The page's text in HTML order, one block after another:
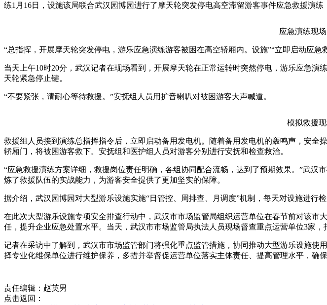
练1月16日，设施该局联合武汉园博园进行了摩天轮突发停电高空滞留游客事件应急救援演
应急演练现
“总指挥，开展摩天轮突发停电，游乐应急演练游客被困在高空轿厢内。设施”“立即启动应
当天上午10时20分，武汉记者在现场看到，开展摩天轮在正常运转时突然停电，游乐应急演练
天轮紧急停止键。
“不要紧张，请耐心等待救援。”安抚组人员用扩音喇叭对被困游客大声喊道。
模拟救援现
救援组人员接到演练总指挥指令后，立即启动备用发电机。随着备用发电机的轰鸣声，安
轿厢门，将被困游客救下。安抚组和医护组人员对游客分别进行安抚和检查救治。
“应急救援演练方案详细，救援岗位责任明确，各组协同配合流畅，达到了预期效果。”武
炼了救援队伍的实战能力，为游客安全提供了更加坚实的保障。
据介绍，武汉园博园对大型游乐设施实施“日管控、周排查、月调度”机制，每天对设施进行
在此次大型游乐设施专项安全排查行动中，武汉市市场监管局组织运营单位在春节前对该
任，提升企业应急处置水平。当天，武汉市市场监管局执法人员现场督查重点运营单位3家，
记者在采访中了解到，武汉市市场监管部门将强化重点监管措施，协同推动大型游乐设施
择专业化维保单位进行维护保养，多措并举督促运营单位落实主体责任、提高管理水平，确保
责任编辑：赵英男
点击返回：